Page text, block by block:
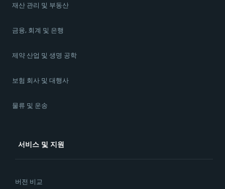
재산 관리 및 부동산
금융, 회계 및 은행
제약 산업 및 생명 공학
보험 회사 및 대행사
물류 및 운송
서비스 및 지원
버전 비교